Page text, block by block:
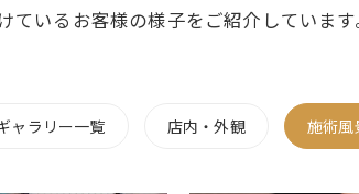
いるお客様の様子をご紹介しています
ャラリー一覧 店内・外観 施術風